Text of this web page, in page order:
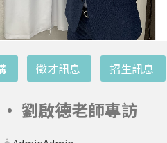
徵才訊息 招生訊息
劉啟德老師專訪